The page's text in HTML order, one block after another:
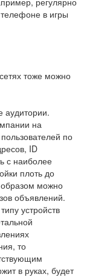
в игры
тоже можно
аудитории.
на
по
ID
с наиболее
плоть до
образом можно
объявлений.
устройств
то
в руках, будет